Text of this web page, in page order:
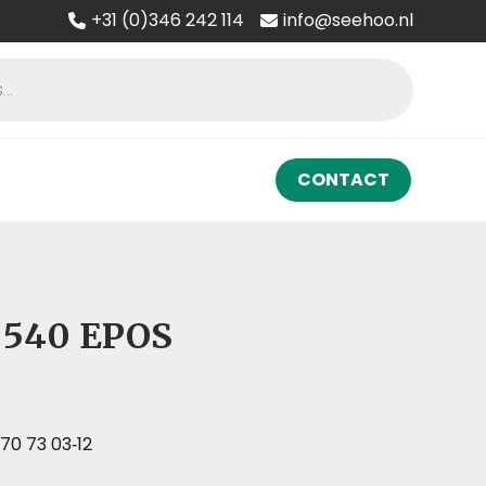
+31 (0)346 242 114
info@seehoo.nl
CONTACT
EPOS
73 03‑12